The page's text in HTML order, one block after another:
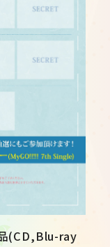
(CD,Blu-ray